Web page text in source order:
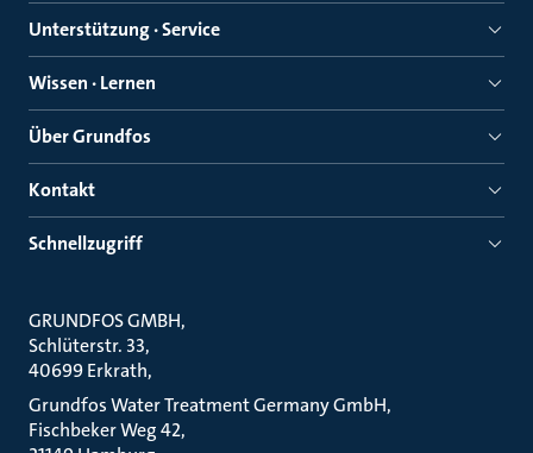
Unterstützung · Service
Wissen · Lernen
Über Grundfos
Kontakt
Schnellzugriff
GRUNDFOS GMBH
Schlüterstr. 33
40699 Erkrath
Grundfos Water Treatment Germany GmbH
Fischbeker Weg 42